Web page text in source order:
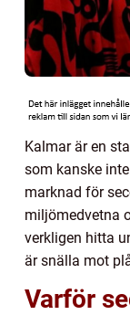
Kalmar är en
som kanske
marknad för
miljömedvetna
verkligen hitta
är snälla mot
Varför